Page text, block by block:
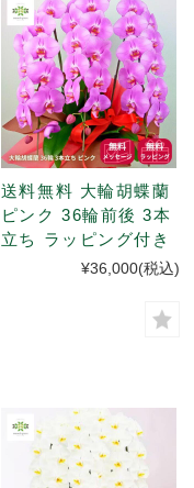
送料無料 大輪胡蝶蘭
ピンク 36輪前後 3本
立ち ラッピング付き
¥36,000(税込)